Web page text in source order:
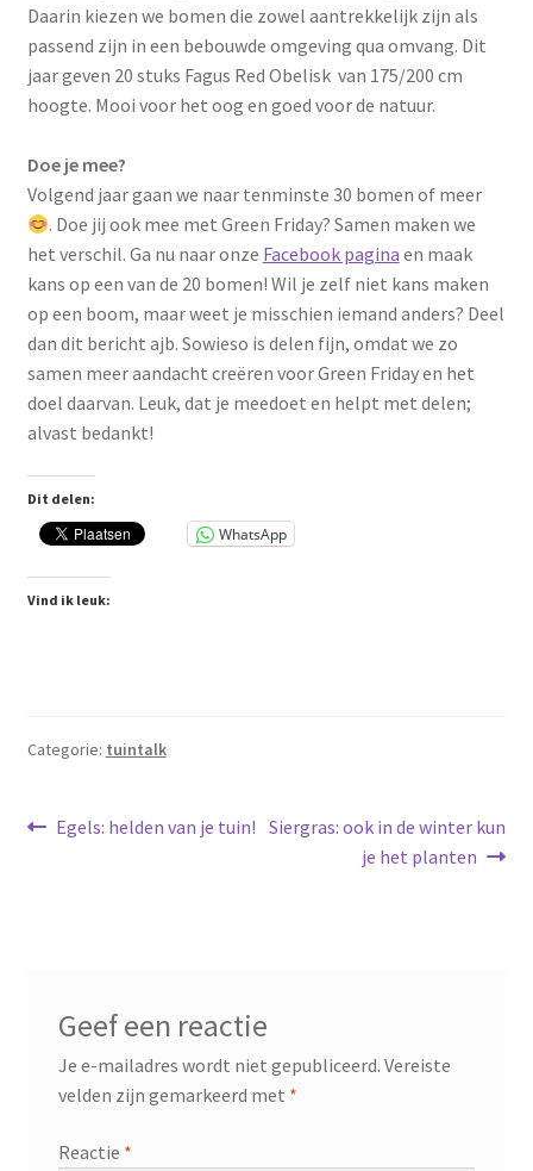
Daarin kiezen we bomen die zowel aantrekkelijk zijn als
passend zijn in een bebouwde omgeving qua omvang. Dit
jaar geven 20 stuks Fagus Red Obelisk van 175/200 cm
hoogte. Mooi voor het oog en goed voor de natuur.
Doe je mee?
Volgend jaar gaan we naar tenminste 30 bomen of meer
. Doe jij ook mee met Green Friday? Samen maken we
het verschil. Ga nu naar onze Facebook pagina en maak
kans op een van de 20 bomen! Wil je zelf niet kans maken
op een boom, maar weet je misschien iemand anders? Deel
dan dit bericht ajb. Sowieso is delen fijn, omdat we zo
samen meer aandacht creëren voor Green Friday en het
doel daarvan. Leuk, dat je meedoet en helpt met delen;
alvast bedankt!
Dit delen:
WhatsApp
Vind ik leuk:
Categorie: tuintalk
Bericht
Vorig
Egels: helden van je tuin! Volgend
Siergras: ook in de winter kun
je het planten
Geef een reactie
Je e-mailadres wordt niet gepubliceerd. Vereiste
velden zijn gemarkeerd met *
Reactie *